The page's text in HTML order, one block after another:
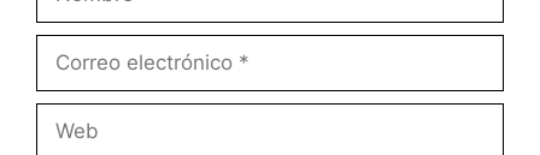
Correo
Web